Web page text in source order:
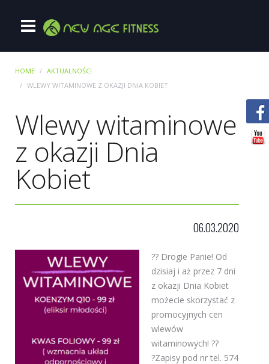
HOME
AKTUALNOŚCI
WLEWY WITAMINOWE Z OKAZJI DNIA KOBIET
Wlewy witaminowe
z okazji Dnia
Kobiet
06.03.2020
?? Drogie Panie! Od
dzisiaj i aż przez 7 dni
z okazji Dnia Kobiet
możecie skorzystać z
promocyjnych cen
wlewów
witaminowych! ??
?Zapisy pod nr tel. 574